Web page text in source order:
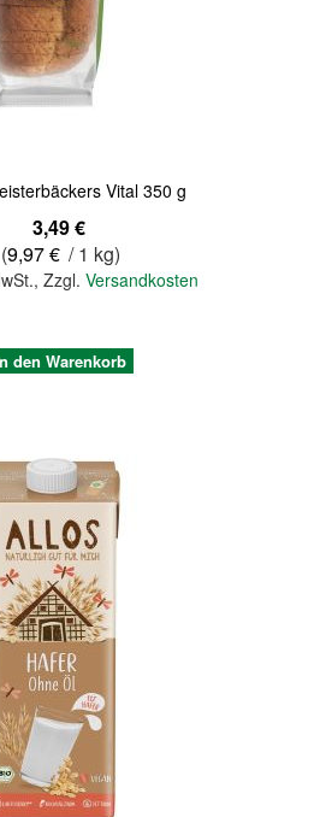
Vital 350 g
3,49 €
(9,97 € / 1 kg)
,Zzgl.Versandkosten
den Warenkorb